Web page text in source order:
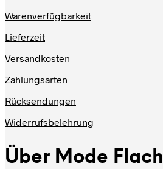
Warenverfügbarkeit
Lieferzeit
Versandkosten
Zahlungsarten
Rücksendungen
Widerrufsbelehrung
Über Mode Flach